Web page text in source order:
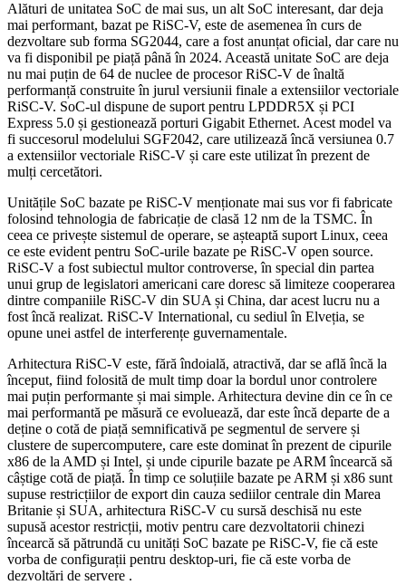
Alături de unitatea SoC de mai sus, un alt SoC interesant, dar deja
mai performant, bazat pe RiSC-V, este de asemenea în curs de
dezvoltare sub forma SG2044, care a fost anunțat oficial, dar care nu
va fi disponibil pe piață până în 2024. Această unitate SoC are deja
nu mai puțin de 64 de nuclee de procesor RiSC-V de înaltă
performanță construite în jurul versiunii finale a extensiilor vectoriale
RiSC-V. SoC-ul dispune de suport pentru LPDDR5X și PCI
Express 5.0 și gestionează porturi Gigabit Ethernet. Acest model va
fi succesorul modelului SGF2042, care utilizează încă versiunea 0.7
a extensiilor vectoriale RiSC-V și care este utilizat în prezent de
mulți cercetători.
Unitățile SoC bazate pe RiSC-V menționate mai sus vor fi fabricate
folosind tehnologia de fabricație de clasă 12 nm de la TSMC. În
ceea ce privește sistemul de operare, se așteaptă suport Linux, ceea
ce este evident pentru SoC-urile bazate pe RiSC-V open source.
RiSC-V a fost subiectul multor controverse, în special din partea
unui grup de legislatori americani care doresc să limiteze cooperarea
dintre companiile RiSC-V din SUA și China, dar acest lucru nu a
fost încă realizat. RiSC-V International, cu sediul în Elveția, se
opune unei astfel de interferențe guvernamentale.
Arhitectura RiSC-V este, fără îndoială, atractivă, dar se află încă la
început, fiind folosită de mult timp doar la bordul unor controlere
mai puțin performante și mai simple. Arhitectura devine din ce în ce
mai performantă pe măsură ce evoluează, dar este încă departe de a
deține o cotă de piață semnificativă pe segmentul de servere și
clustere de supercomputere, care este dominat în prezent de cipurile
x86 de la AMD și Intel, și unde cipurile bazate pe ARM încearcă să
câștige cotă de piață. În timp ce soluțiile bazate pe ARM și x86 sunt
supuse restricțiilor de export din cauza sediilor centrale din Marea
Britanie și SUA, arhitectura RiSC-V cu sursă deschisă nu este
supusă acestor restricții, motiv pentru care dezvoltatorii chinezi
încearcă să pătrundă cu unități SoC bazate pe RiSC-V, fie că este
vorba de configurații pentru desktop-uri, fie că este vorba de
dezvoltări de servere .